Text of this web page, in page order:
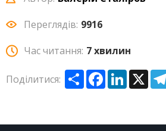
Переглядів: 9916
Час читання: 7 хвилин
Поділитися: ShareFacebookLinkedIn
X